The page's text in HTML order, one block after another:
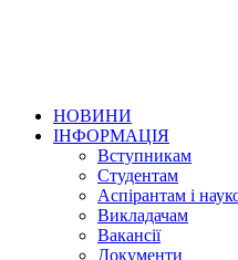
НОВИНИ
ІНФОРМАЦІЯ
Вступникам
Студентам
Аспірантам і
Викладачам
Вакансії
Документи